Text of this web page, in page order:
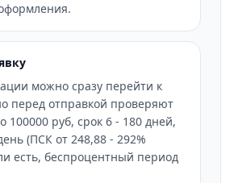
можно сразу перейти к
перед отправкой проверяют
100000 руб, срок 6 - 180 дней,
(ПСК от 248,88 - 292%
есть, беспроцентный период